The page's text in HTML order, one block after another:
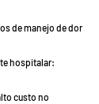
de manejo de dor
hospitalar:
custo no